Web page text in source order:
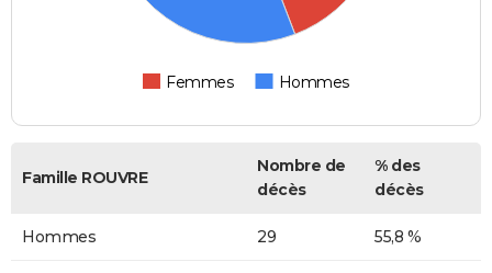
Femmes Hommes
Famille ROUVRE
Nombre de
décès
% des
décès
Hommes 29 55,8 %